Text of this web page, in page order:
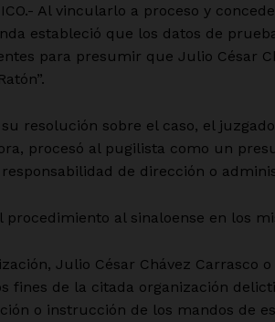
Al vincularlo a proceso y
estableció que los datos de
para presumir que Julio César
resolución sobre el caso, el
procesó al pugilista como un
de dirección o
procedimiento al sinaloense en los
Julio César Chávez
fines de la citada organización
o instrucción de los mandos de